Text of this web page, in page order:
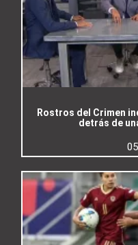
Rostros del Crimen
detrás de